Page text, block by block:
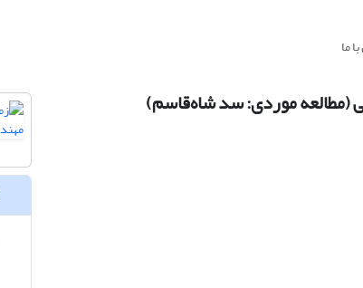
ما
(مطالعه موردی: سد شاه‌قاسم)